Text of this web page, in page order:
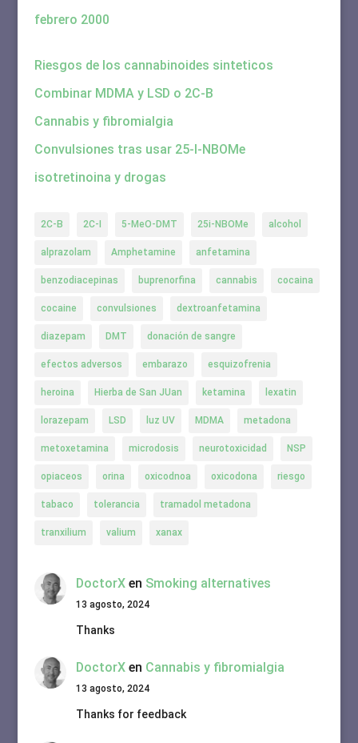
febrero 2000
Riesgos de los cannabinoides sinteticos
Combinar MDMA y LSD o 2C-B
Cannabis y fibromialgia
Convulsiones tras usar 25-I-NBOMe
isotretinoina y drogas
2C-B 2C-I 5-MeO-DMT 25i-NBOMe alcohol
alprazolam Amphetamine anfetamina
benzodiacepinas buprenorfina cannabis cocaina
cocaine convulsiones dextroanfetamina
diazepam DMT donación de sangre
efectos adversos embarazo esquizofrenia
heroina Hierba de San JUan ketamina lexatin
lorazepam LSD luz UV MDMA metadona
metoxetamina microdosis neurotoxicidad NSP
opiaceos orina oxicodnoa oxicodona riesgo
tabaco tolerancia tramadol metadona
tranxilium valium xanax
DoctorXen Smoking alternatives
13 agosto, 2024
Thanks
DoctorXen Cannabis y fibromialgia
13 agosto, 2024
Thanks for feedback